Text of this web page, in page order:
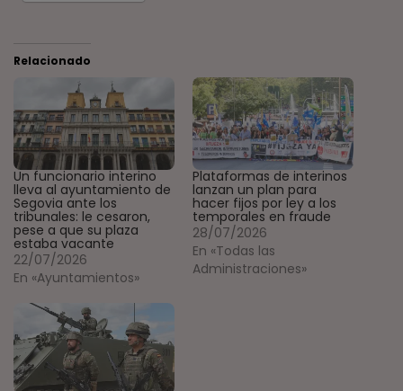
Relacionado
Un funcionario interino
lleva al ayuntamiento de
Segovia ante los
tribunales: le cesaron,
pese a que su plaza
estaba vacante
22/07/2026
En «Ayuntamientos»
Plataformas de interinos
lanzan un plan para
hacer fijos por ley a los
temporales en fraude
28/07/2026
En «Todas las
Administraciones»